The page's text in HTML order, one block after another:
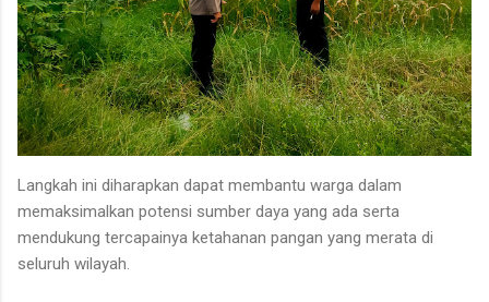
Langkah ini diharapkan dapat membantu warga dalam
memaksimalkan potensi sumber daya yang ada serta
mendukung tercapainya ketahanan pangan yang merata di
seluruh wilayah.